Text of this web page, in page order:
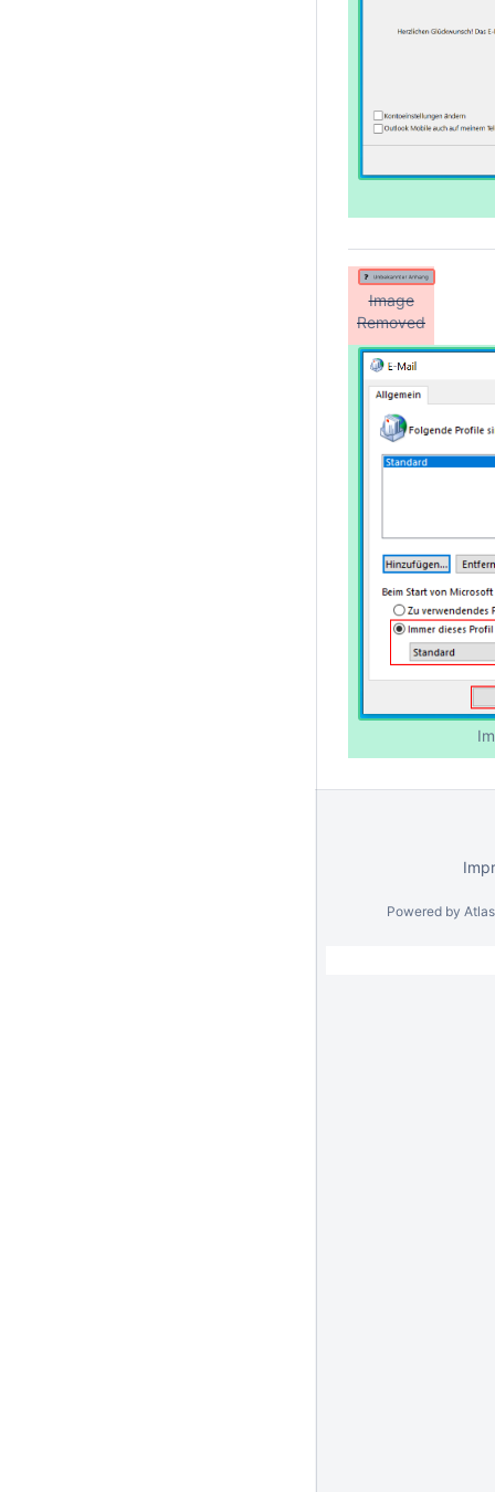
Image
Removed
Powered by